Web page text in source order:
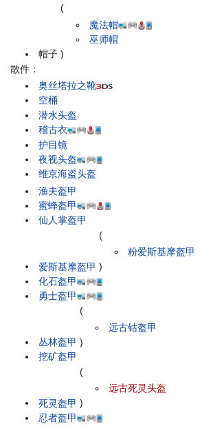
帽子
(
魔法帽
巫师帽
)
散件：
奥丝塔拉之靴
空桶
潜水头盔
稽古衣
护目镜
夜视头盔
维京海盗头盔
渔夫盔甲
蜜蜂盔甲
仙人掌盔甲
爱斯基摩盔甲
(
粉爱斯基摩盔甲
)
化石盔甲
勇士盔甲
丛林盔甲
(
远古钴盔甲
)
挖矿盔甲
死灵盔甲
(
远古死灵头盔
)
忍者盔甲